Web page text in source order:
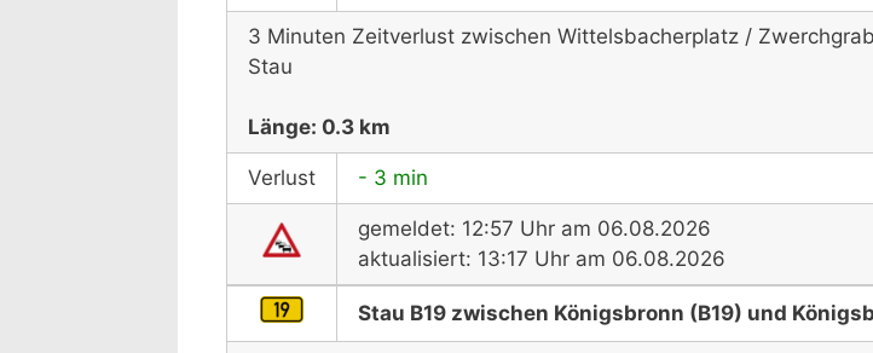
3 Minuten Zeitverlust zwischen Wittelsbacherplatz /
Stau
Länge: 0.3 km
Verlust - 3 min
gemeldet: 12:57 Uhr am 06.08.2026
aktualisiert: 13:17 Uhr am 06.08.2026
Stau B19 zwischen Königsbronn (B19) und